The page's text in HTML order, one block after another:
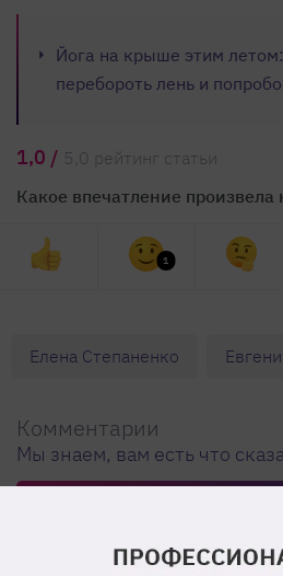
Йога на крыше этим
перебороть лень и
1,0 / 5,0 рейтинг статьи
Какое впечатление произвела
1
Елена Степаненко
Комментарии
Мы знаем, вам есть что